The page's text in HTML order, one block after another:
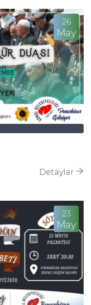
26
May
Detaylar
23
May